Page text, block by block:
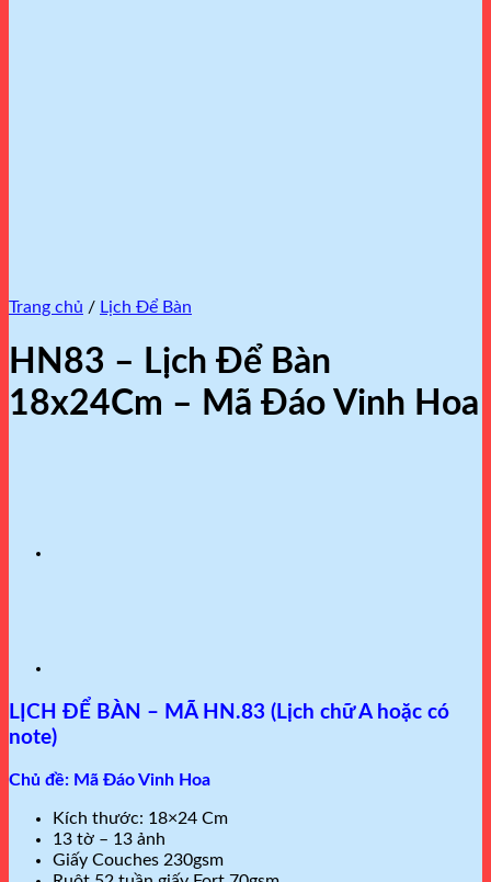
Trang chủ / Lịch Để Bàn
HN83 – Lịch Để Bàn
18x24Cm – Mã Đáo Vinh Hoa
LỊCH ĐỂ BÀN – MÃ HN.83 (Lịch chữ A hoặc có
note)
Chủ đề: Mã Đáo Vinh Hoa
Kích thước: 18×24 Cm
13 tờ – 13 ảnh
Giấy Couches 230gsm